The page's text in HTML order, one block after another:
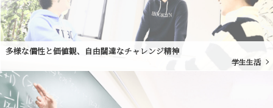
多様な個性と価値観、自由闊達なチャレンジ精神
学生生活